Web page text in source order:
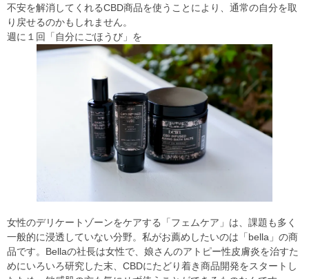
不安を解消してくれるCBD商品を使うことにより、通常の自分を取
り戻せるのかもしれません。
週に１回「自分にごほうび」を
女性のデリケートゾーンをケアする「フェムケア」は、課題も多く
一般的に浸透していない分野。私がお薦めしたいのは「bella」の商
品です。Bellaの社長は女性で、娘さんのアトピー性皮膚炎を治すた
めにいろいろ研究した末、CBDにたどり着き商品開発をスタートし